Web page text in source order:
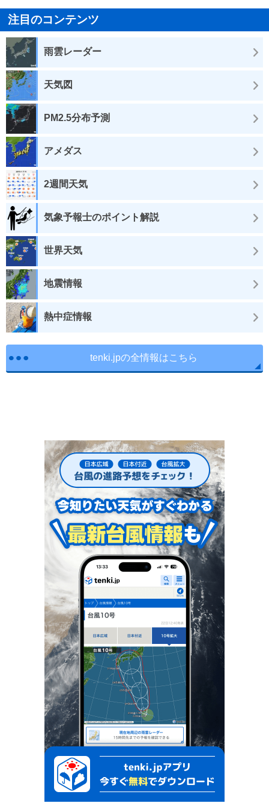
注目のコンテンツ
雨雲レーダー
天気図
PM2.5分布予測
アメダス
2週間天気
気象予報士のポイント解説
世界天気
地震情報
熱中症情報
tenki.jpの全情報はこちら